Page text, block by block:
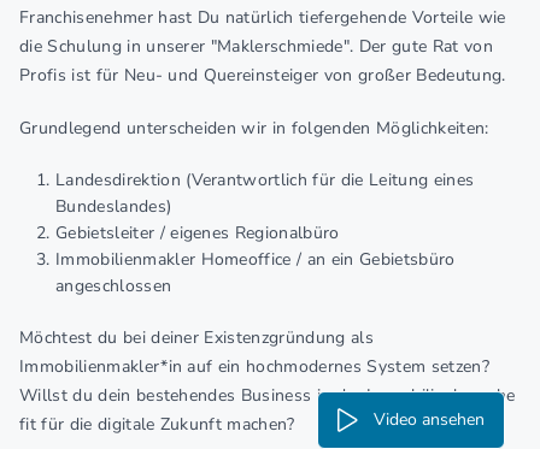
Franchisenehmer hast Du natürlich tiefergehende Vorteile wie
die Schulung in unserer "Maklerschmiede". Der gute Rat von
Profis ist für Neu- und Quereinsteiger von großer Bedeutung.
Grundlegend unterscheiden wir in folgenden Möglichkeiten:
Landesdirektion (Verantwortlich für die Leitung eines
Bundeslandes)
Gebietsleiter / eigenes Regionalbüro
Immobilienmakler Homeoffice / an ein Gebietsbüro
angeschlossen
Möchtest du bei deiner Existenzgründung als
Immobilienmakler*in auf ein hochmodernes System setzen?
Willst du dein bestehendes Business in der Immobilienbranche
fit für die digitale Zukunft machen?
Video ansehen